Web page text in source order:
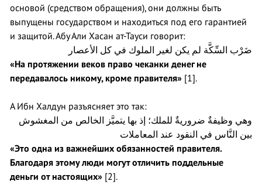
основой (средством обращения), они должны быть
выпущены государством и находиться под его гарантией
и защитой. Абу Али Хасан ат-Тауси говорит:
ضَرْب السِّكَّة لم يكن لغير الملوك في كل الأعصار
«На протяжении веков право чеканки денег не
передавалось никому, кроме правителя» [1].
А Ибн Халдун разъясняет это так:
وهي وظيفةٌ ضروريةٌ للملك؛ إذ بها يتميَّز الخالص من المغشوش
بين النَّاس في النقود عند المعاملات
«Это одна из важнейших обязанностей правителя.
Благодаря этому люди могут отличить поддельные
деньги от настоящих» [2].